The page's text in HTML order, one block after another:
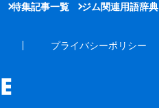
特集記事一覧 ジム関連用語辞典
プライバシーポリシー